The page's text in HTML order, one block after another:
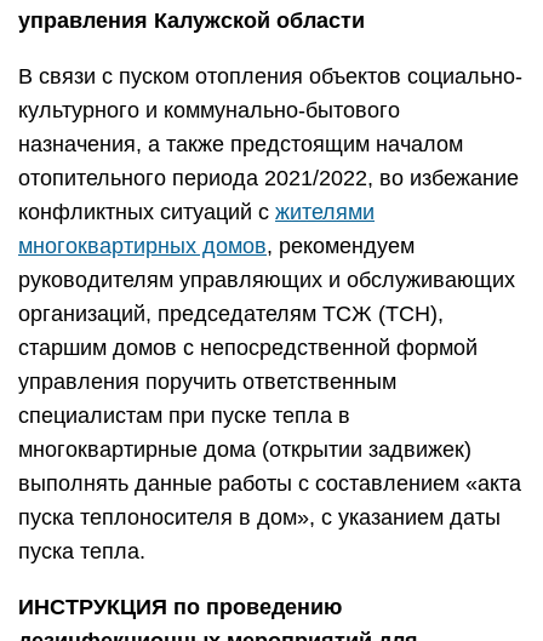
управления Калужской области
В связи с пуском отопления объектов социально-
культурного и коммунально-бытового
назначения, а также предстоящим началом
отопительного периода 2021/2022, во избежание
конфликтных ситуаций с жителями
многоквартирных домов, рекомендуем
руководителям управляющих и обслуживающих
организаций, председателям ТСЖ (ТСН),
старшим домов с непосредственной формой
управления поручить ответственным
специалистам при пуске тепла в
многоквартирные дома (открытии задвижек)
выполнять данные работы с составлением «акта
пуска теплоносителя в дом», с указанием даты
пуска тепла.
ИНСТРУКЦИЯ по проведению